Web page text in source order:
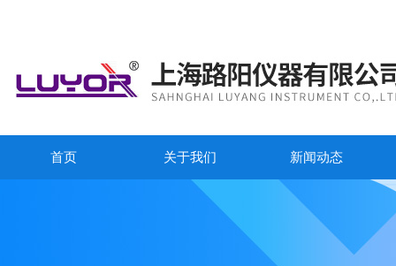
首页 关于我们 新闻动态